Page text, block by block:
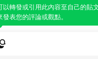
！一鍵引用此內容，透過發布貼
表達個人立場。
以轉發或引用此內容至自己的貼
發表您的評論或觀點。